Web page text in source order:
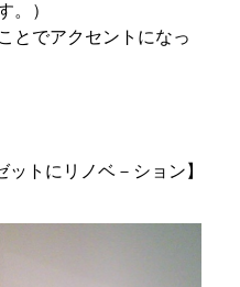
。）
とでアクセントになっ
トにリノベ－ション】